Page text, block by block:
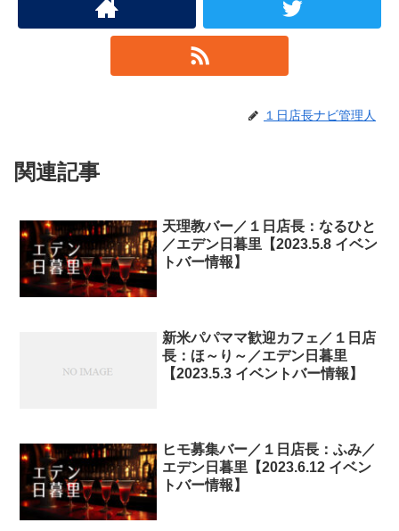
１日店長ナビ管理人
関連記事
天理教バー／１日店長：なるひと
／エデン日暮里【2023.5.8 イベン
トバー情報】
新米パパママ歓迎カフェ／１日店
長：ほ～り～／エデン日暮里
【2023.5.3 イベントバー情報】
ヒモ募集バー／１日店長：ふみ／
エデン日暮里【2023.6.12 イベン
トバー情報】